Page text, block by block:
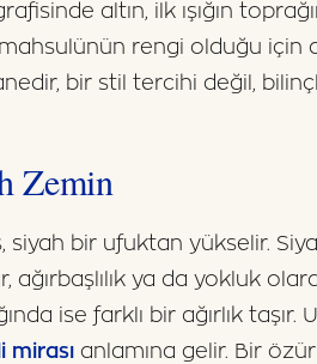
altın, ilk ışığın
rengi olduğu için
bir stil tercihi değil, bilinçli
Zemin
siyah bir ufuktan yükselir.
ağırbaşlılık ya da yokluk
ise farklı bir ağırlık taşır.
mirası anlamına gelir. Bir